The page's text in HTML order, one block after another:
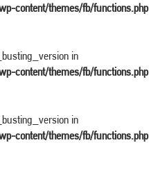
content/themes/fb/functions.php
in
content/themes/fb/functions.php
in
content/themes/fb/functions.php